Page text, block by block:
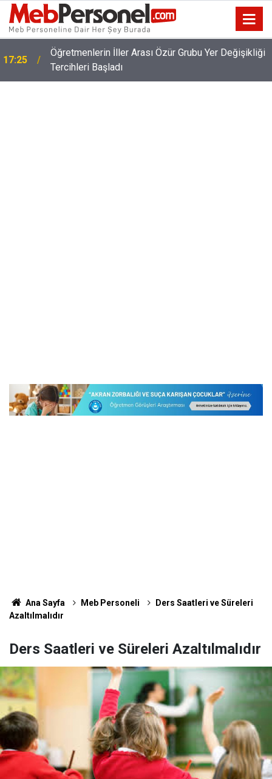
17:25
Öğretmenlerin İller Arası Özür Grubu Yer Değişikliği
Tercihleri Başladı
Ana Sayfa Meb Personeli
Ders Saatleri ve Süreleri
Azaltılmalıdır
Ders Saatleri ve Süreleri Azaltılmalıdır